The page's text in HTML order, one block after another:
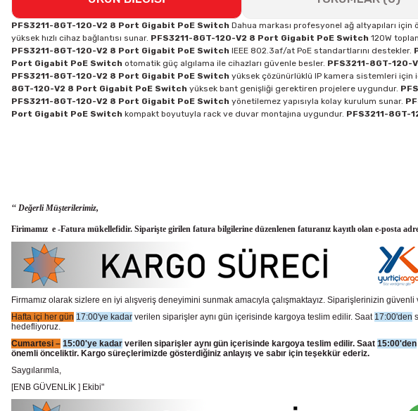
PFS3211-8GT-120-V2 8 Port Gigabit PoE Switch Dahua markası profesyonel ağ altyapıları
yüksek hızlı cihaz bağlantısı sunar. PFS3211-8GT-120-V2 8 Port Gigabit PoE Switch 120W
PFS3211-8GT-120-V2 8 Port Gigabit PoE Switch IEEE 802.3af/at PoE standartlarını destekler.
Port Gigabit PoE Switch otomatik güç algılama ile cihazları güvenle besler. PFS3211-8GT-
PFS3211-8GT-120-V2 8 Port Gigabit PoE Switch yüksek çözünürlüklü IP kamera sistemleri için
8GT-120-V2 8 Port Gigabit PoE Switch yüksek bant genişliği gerektiren projelere uygundur.
PFS3211-8GT-120-V2 8 Port Gigabit PoE Switch yönetilemez yapısıyla kolay kurulum sunar.
Port Gigabit PoE Switch kompakt boyutuyla rack ve duvar montajına uygundur. PFS3211-8GT-
‘‘ Değerli Müşterilerimiz,
Firimamız e -Fatura mükellefidir. Siparişte girilen fatura bilgilerine düzenlenen faturanız kayıtlı olan e-posta
Firmamız olarak sizlere en iyi alışveriş deneyimini sunmak amacıyla çalışmaktayız. Siparişlerinizin
Hafta içi her gün 17:00'ye kadar verilen siparişler aynı gün içerisinde kargoya teslim edilir. Saat 17:00'den
hedefliyoruz.
Cumartesi – 15:00'ye kadar verilen siparişler aynı gün içerisinde kargoya teslim edilir. Saat 15:00'den
önemli önceliktir. Kargo süreçlerimizde gösterdiğiniz anlayış ve sabır için teşekkür ederiz.
Saygılarımla,
[ENB GÜVENLİK ] Ekibi"